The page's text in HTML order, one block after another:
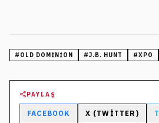
# OLD DOMINION #J.B. HUNT #XPO
PAYLAŞ
FACEBOOK X (TWITTER)